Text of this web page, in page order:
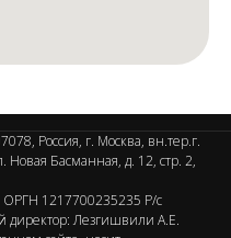
Россия, г. Москва, вн.тер.г.
Басманная, д. 12, стр. 2,
1217700235235 Р/с
Лезгишвили А.Е.